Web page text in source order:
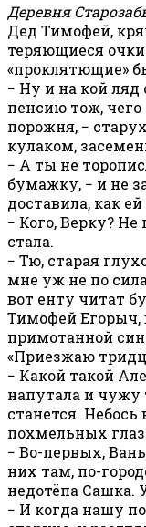
Деревня
Дед Тимофей,
теряющиеся
«проклятющие»
− Ну и на кой ляд
пенсию тож, чего
порожня, −
кулаком,
− А ты не
бумажку, − и не
доставила, как
− Кого, Верку?
стала.
− Тю, старая
мне уж не по
вот енту читат
Тимофей Егорыч,
примотанной
«Приезжаю
− Какой такой
напутала и чужу
станется.
похмельных
− Во-первых,
них там, по-
недотёпа Сашка.
− И когда нашу